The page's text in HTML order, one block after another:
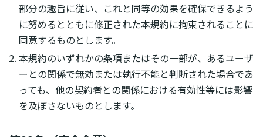
部分の趣旨に従い、これと同等の効果を確保できるよう
に努めるとともに修正された本規約に拘束されることに
同意するものとします。
本規約のいずれかの条項またはその一部が、あるユーザ
ーとの関係で無効または執行不能と判断された場合であ
っても、他の契約者との関係における有効性等には影響
を及ぼさないものとします。